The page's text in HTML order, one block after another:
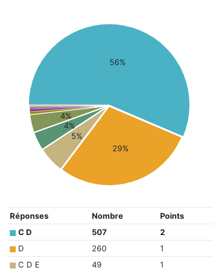
56%
29%
5%
4%
4%
Réponses Nombre
Points
C D
507
2
D
260
1
C D E
49
1